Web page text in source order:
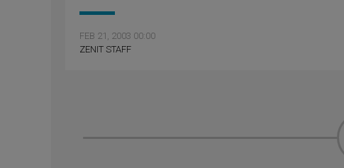
FEB 21, 2003 00:00
ZENIT STAFF